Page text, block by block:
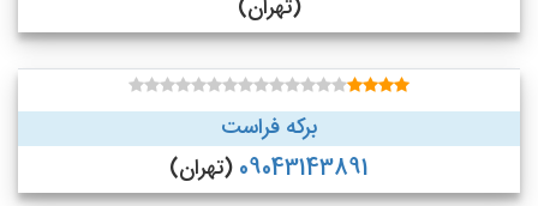
(تهران)
برکه فراست
09043143891 (تهران)